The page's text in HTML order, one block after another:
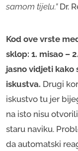
samom tijelu.”Dr.
Kod ove vrste
sklop: 1. misao –
jasno vidjeti kako
iskustva. Drugi
iskustvo tu jer
na isto nisu
staru naviku.
da automatski